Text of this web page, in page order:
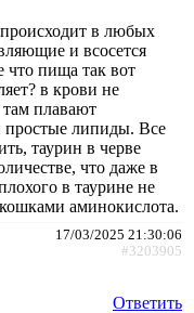
в любых
и всосется
что пища так вот
в крови не
плавают
простые липиды. Все
таурин в черве
что даже в
в таурине не
аминокислота.
17/03/2025 21:30:06
#3203905
Ответить